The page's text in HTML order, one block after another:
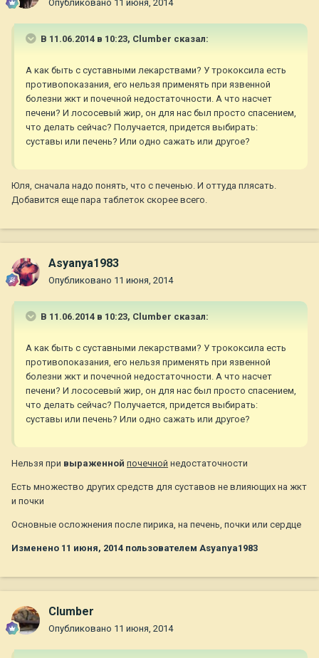
Опубликовано 11 июня, 2014
В 11.06.2014 в 10:23, Clumber сказал:
А как быть с суставными лекарствами? У трококсила есть
противопоказания, его нельзя применять при язвенной
болезни жкт и почечной недостаточности. А что насчет
печени? И лососевый жир, он для нас был просто спасением,
что делать сейчас? Получается, придется выбирать:
суставы или печень? Или одно сажать или другое?
Юля, сначала надо понять, что с печенью. И оттуда плясать.
Добавится еще пара таблеток скорее всего.
Asyanya1983
Опубликовано 11 июня, 2014
В 11.06.2014 в 10:23, Clumber сказал:
А как быть с суставными лекарствами? У трококсила есть
противопоказания, его нельзя применять при язвенной
болезни жкт и почечной недостаточности. А что насчет
печени? И лососевый жир, он для нас был просто спасением,
что делать сейчас? Получается, придется выбирать:
суставы или печень? Или одно сажать или другое?
Нельзя при выраженной почечной недостаточности
Есть множество других средств для суставов не влияющих на жкт
и почки
Основные осложнения после пирика, на печень, почки или сердце
Изменено 11 июня, 2014 пользователем Asyanya1983
Clumber
Опубликовано 11 июня, 2014